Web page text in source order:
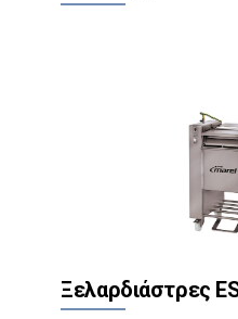
Ξελαρδιάστρες